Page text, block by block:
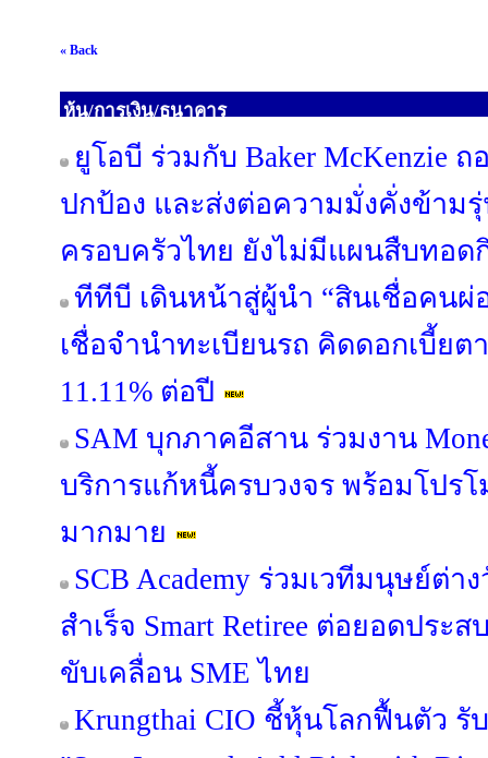
« Back
หุ้น/การเงิน/ธนาคาร
ยูโอบี ร่วมกับ Baker McKenzie
ปกป้อง และส่งต่อความมั่งคั่งข้าม
ครอบครัวไทย ยังไม่มีแผนสืบทอด
ทีทีบี เดินหน้าสู่ผู้นำ “สินเชื่อคน
เชื่อจำนำทะเบียนรถ คิดดอกเบี้ย
11.11% ต่อปี
SAM บุกภาคอีสาน ร่วมงาน
บริการแก้หนี้ครบวงจร พร้อมโปร
มากมาย
SCB Academy ร่วมเวทีมนุษย์ต่า
สำเร็จ Smart Retiree ต่อยอดปร
ขับเคลื่อน SME ไทย
Krungthai CIO ชี้หุ้นโลกฟื้นตัว